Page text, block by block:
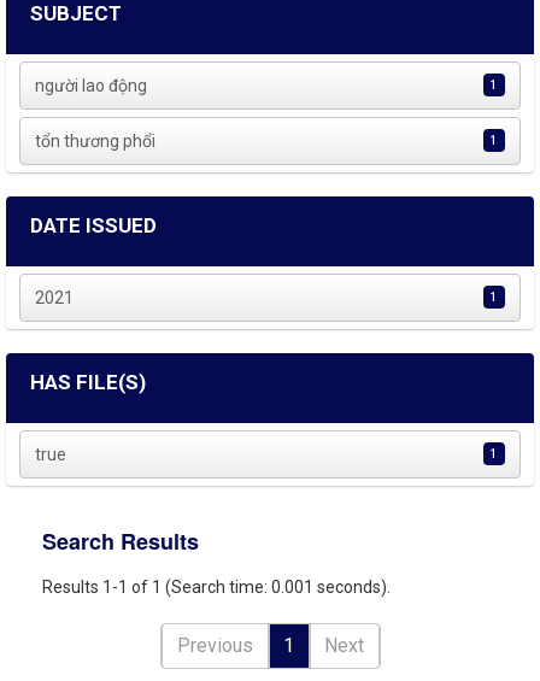
SUBJECT
người lao động 1
tổn thương phổi 1
DATE ISSUED
2021 1
HAS FILE(S)
true 1
Search Results
Results 1-1 of 1 (Search time: 0.001 seconds).
Previous 1 Next